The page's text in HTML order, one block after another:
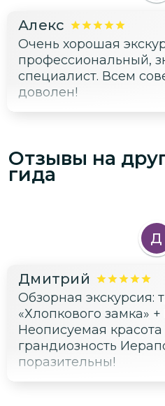
Алекс
Очень хорошая
профессиональный,
специалист. Всем
доволен!
Отзывы на
гида
Д
Дмитрий
Обзорная экскурсия:
«Хлопкового замка»
Неописуемая
грандиозность
поразительны!